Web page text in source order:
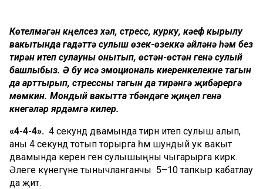
Көтелмәгән күңелсез хәл, стресс, курку, кәеф кырылу
вакытында гадәттә сулыш өзек-өзеккә әйләнә һәм без
тирән итеп сулауны онытып, өстән-өстән генә сулый
башлыбыз. Ә бу исә эмоциональ киеренкелекне тагын
да арттырып, стрессны тагын да тирәнгә җибәрергә
мөмкин. Мондый вакытта түбәндәге җиңел генә
күнегәләр ярдәмгә килер.
«4-4-4». 4 секунд дәвамында тирән итеп сулыш алып,
аны 4 секунд тотып торырга һәм шундый ук вакыт
дәвамында әкерен генә сулышыңны чыгарырга кирәк.
Әлеге күнегүне тынычланганчы 5–10 тапкыр кабатлау
да җитә.